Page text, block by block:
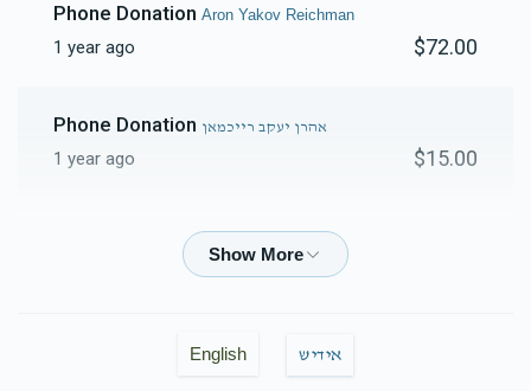
Phone Donation Aron Yakov Reichman
1 year ago $72.00
Phone Donation אהרן יעקב רייכמאן
1 year ago $15.00
אברהם חיים שימאנאוויטש
יואל
English אידיש